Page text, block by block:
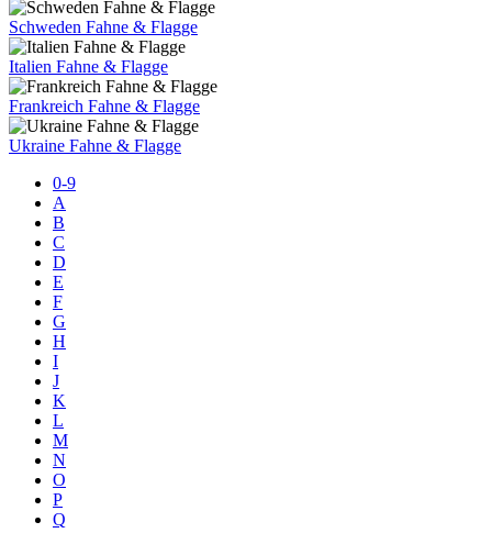
Schweden Fahne & Flagge
Italien Fahne & Flagge
Frankreich Fahne & Flagge
Ukraine Fahne & Flagge
0-9
A
B
C
D
E
F
G
H
I
J
K
L
M
N
O
P
Q